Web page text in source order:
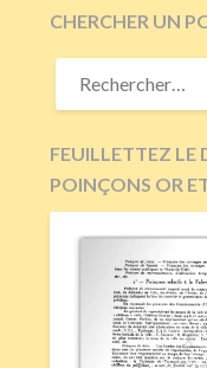
CHERCHER UN
RECHERCHER :
FEUILLETTEZ LE
POINÇONS OR